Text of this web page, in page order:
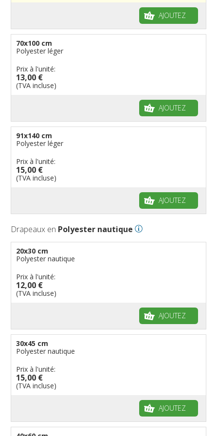
Drapeaux groupes ethniques & nations non
Drapeaux pirates
Drapeaux de table
AJOUTEZ
70x100 cm
Polyester léger
Prix à l'unité:
13,00 €
(TVA incluse)
AJOUTEZ
91x140 cm
Polyester léger
Prix à l'unité:
15,00 €
(TVA incluse)
AJOUTEZ
Drapeaux en Polyester nautique
20x30 cm
Polyester nautique
Prix à l'unité:
12,00 €
(TVA incluse)
AJOUTEZ
30x45 cm
Polyester nautique
Prix à l'unité:
15,00 €
(TVA incluse)
AJOUTEZ